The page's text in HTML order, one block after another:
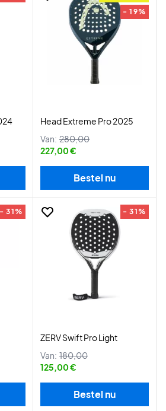
- 19%
Head Extreme Pro 2025
Van: 280,00
227,00 €
Bestel nu
- 31% - 31%
ZERV Swift Pro Light
Van: 180,00
125,00 €
Bestel nu